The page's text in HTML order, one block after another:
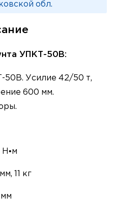
обл.
УПКТ-50В:
50В. Усилие 42/50 т,
600 мм.
11 кг
мм